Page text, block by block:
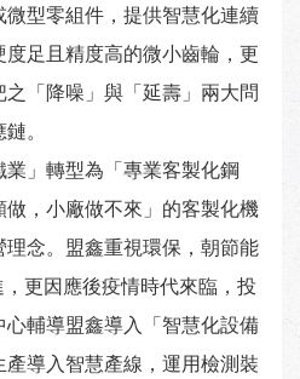
型零組件，提供智慧化連續
足且精度高的微小齒輪，更
「降噪」與「延壽」兩大問
。
」轉型為「專業客製化鋼
，小廠做不來」的客製化機
念。盟鑫重視環保，朝節能
更因應後疫情時代來臨，投
輔導盟鑫導入「智慧化設備
導入智慧產線，運用檢測裝